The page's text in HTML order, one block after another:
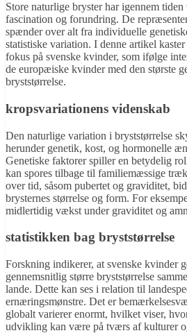
Store naturlige bryster har igennem
fascination og forundring. De
spænder over alt fra individuelle
statistiske variation. I denne artikel
fokus på svenske kvinder, som ifølge
de europæiske kvinder med den største
bryststørrelse.
kropsvariationens videnskab
Den naturlige variation i bryststørrelse
herunder genetik, kost, og hormonelle
Genetiske faktorer spiller en betydelig
kan spores tilbage til familiemæssige
over tid, såsom pubertet og graviditet,
brysternes størrelse og form. For
midlertidig vækst under graviditet og
statistikken bag bryststørrelse
Forskning indikerer, at svenske kvinder
gennemsnitlig større bryststørrelse
lande. Dette kan ses i relation til
ernæringsmønstre. Det er
globalt varierer enormt, hvilket viser,
udvikling kan være på tværs af kulturer